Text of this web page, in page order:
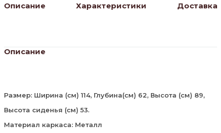
Описание Характеристики Доставка
Описание
Размер: Ширина (см) 114, Глубина(см) 62, Высота (см) 89,
Высота сиденья (см) 53.
Материал каркаса: Металл